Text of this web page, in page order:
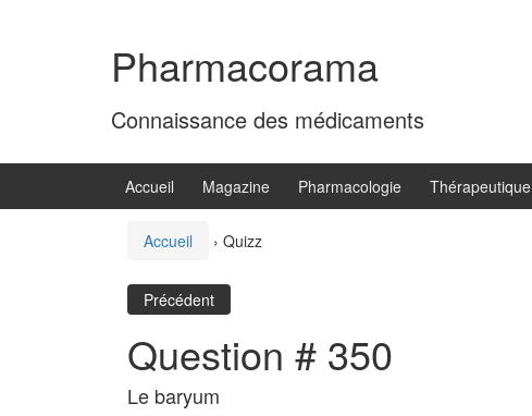
Pharmacorama
Connaissance des médicaments
Accueil Magazine Pharmacologie Thérapeutique
Accueil › Quizz
Précédent
Question # 350
Le baryum